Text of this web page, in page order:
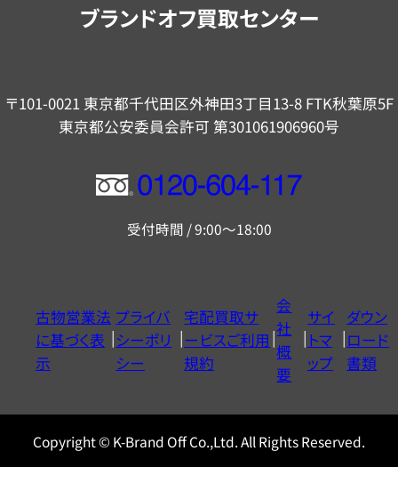
ブランドオフ買取センター
〒101-0021 東京都千代田区外神田3丁目13-8 FTK秋葉原5F
東京都公安委員会許可 第301061906960号
フ
ー
ヤ
ル
0120604117
受付時間 / 9:00～18:00
古物営業法
に基づく表
示
プライバ
シーポリ
シー
宅配買取サ
ービスご利用
規約
会
社
概
要
サイ
トマ
ップ
ダウン
ロード
書類
Copyright © K-Brand Off Co.,Ltd. All Rights Reserved.